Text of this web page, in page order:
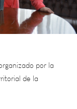
por la
de la